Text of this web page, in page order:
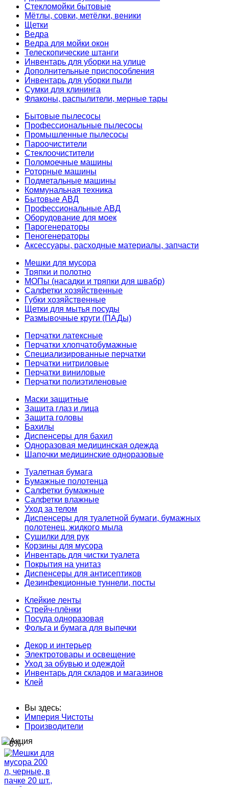
Стекломойки бытовые
Мётлы, совки, метёлки, веники
Щетки
Ведра
Ведра для мойки окон
Телескопические штанги
Инвентарь для уборки на улице
Дополнительные приспособления
Инвентарь для уборки пыли
Сумки для клининга
Флаконы, распылители, мерные тары
Бытовые пылесосы
Профессиональные пылесосы
Промышленные пылесосы
Пароочистители
Стеклоочистители
Поломоечные машины
Роторные машины
Подметальные машины
Коммунальная техника
Бытовые АВД
Профессиональные АВД
Оборудование для моек
Парогенераторы
Пеногенераторы
Аксессуары, расходные материалы, запчасти
Мешки для мусора
Тряпки и полотно
МОПы (насадки и тряпки для швабр)
Салфетки хозяйственные
Губки хозяйственные
Щетки для мытья посуды
Размывочные круги (ПАДы)
Перчатки латексные
Перчатки хлопчатобумажные
Специализированные перчатки
Перчатки нитриловые
Перчатки виниловые
Перчатки полиэтиленовые
Маски защитные
Защита глаз и лица
Защита головы
Бахилы
Диспенсеры для бахил
Одноразовая медицинская одежда
Шапочки медицинские одноразовые
Туалетная бумага
Бумажные полотенца
Салфетки бумажные
Салфетки влажные
Уход за телом
Диспенсеры для туалетной бумаги, бумажных
полотенец, жидкого мыла
Сушилки для рук
Корзины для мусора
Инвентарь для чистки туалета
Покрытия на унитаз
Диспенсеры для антисептиков
Дезинфекционные туннели, посты
Клейкие ленты
Стрейч-плёнки
Посуда одноразовая
Фольга и бумага для выпечки
Декор и интерьер
Электротовары и освещение
Уход за обувью и одеждой
Инвентарь для складов и магазинов
Клей
Вы здесь:
Империя Чистоты
Производители
--8%